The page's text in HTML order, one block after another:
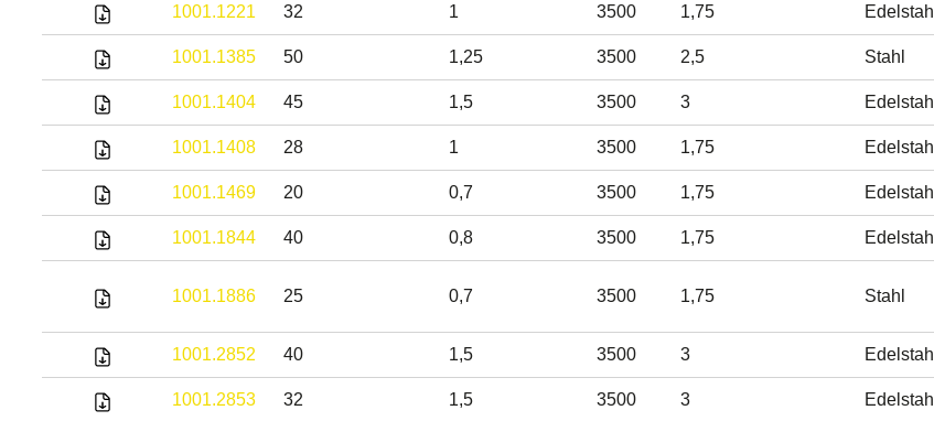
1001.1221 32 1 3500 1,75 Edelstahl
1001.1385 50 1,25 3500 2,5 Stahl
1001.1404 45 1,5 3500 3 Edelstahl
1001.1408 28 1 3500 1,75 Edelstahl
1001.1469 20 0,7 3500 1,75 Edelstahl
1001.1844 40 0,8 3500 1,75 Edelstahl
1001.1886 25 0,7 3500 1,75 Stahl
1001.2852 40 1,5 3500 3 Edelstahl
1001.2853 32 1,5 3500 3 Edelstahl